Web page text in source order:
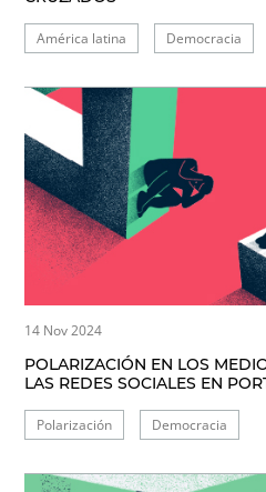
América latina Democracia
14 Nov 2024
POLARIZACIÓN EN LOS
LAS REDES SOCIALES EN
Polarización Democracia